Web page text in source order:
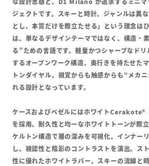
ジェクトです。スキーと時計。ジャンルは異
とし、本質だけを際立たせる」という理念は
は、単なるデザインテーマではなく、構造・
る”ための言語です。軽量かつシャープなド
するオープンワーク構造、奥行きを持たせた
トンダイヤル。視覚からも触感からも“メカ
れる設計となっています。
ケースおよびベゼルにはホワイトCerakote®
を採用。耐久性と均一なホワイトトーンが際
ケルトン構造で層の深みを可視化。インナー
し、視認性と陰影のコントラストを演出。ス
性に優れたホワイトラバー。スキーの流線と